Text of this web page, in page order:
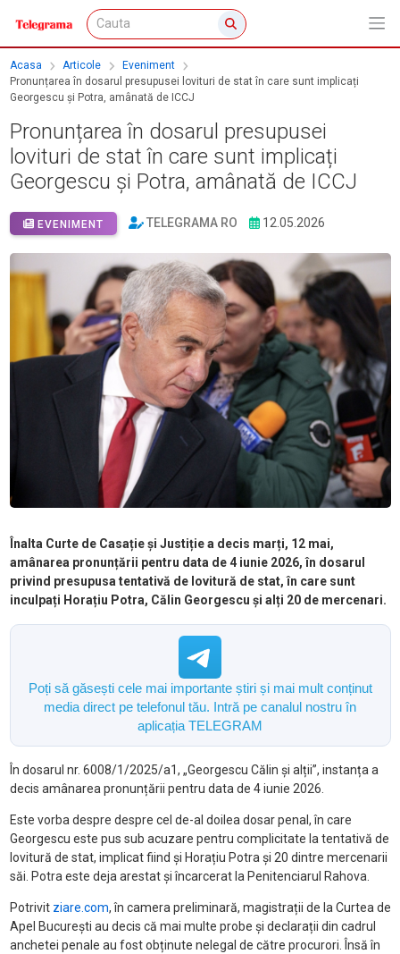
Acasa Articole
Eveniment
Pronunțarea în dosarul presupusei lovituri de stat în care sunt implicați
Georgescu și Potra, amânată de ICCJ
Pronunțarea în dosarul presupusei
lovituri de stat în care sunt implicați
Georgescu și Potra, amânată de ICCJ
EVENIMENT TELEGRAMA RO 12.05.2026
Înalta Curte de Casație și Justiție a decis marți, 12 mai,
amânarea pronunțării pentru data de 4 iunie 2026, în dosarul
privind presupusa tentativă de lovitură de stat, în care sunt
inculpați Horațiu Potra, Călin Georgescu și alți 20 de mercenari.
Poți să găsești cele mai importante știri și mai mult conținut
media direct pe telefonul tău. Intră pe canalul nostru în
aplicația TELEGRAM
În dosarul nr. 6008/1/2025/a1, „Georgescu Călin și alții”, instanța a
decis amânarea pronunțării pentru data de 4 iunie 2026.
Este vorba despre despre cel de-al doilea dosar penal, în care
Georgescu este pus sub acuzare pentru complicitate la tentativă de
lovitură de stat, implicat fiind și Horațiu Potra și 20 dintre mercenarii
săi. Potra este deja arestat și încarcerat la Penitenciarul Rahova.
Potrivit ziare.com, în camera preliminară, magistrații de la Curtea de
Apel București au decis că mai multe probe și declarații din cadrul
anchetei penale au fost obținute nelegal de către procurori. Însă în